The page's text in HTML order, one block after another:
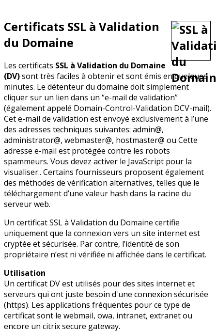
Certificats SSL à Validation
du Domaine
Les certificats SSL à Validation du Domaine
(DV)sont très faciles à obtenir et sont émis en quelques
minutes. Le détenteur du domaine doit simplement
cliquer sur un lien dans un “e-mail de validation”
(également appelé Domain-Control-Validation DCV-mail).
Cet e-mail de validation est envoyé exclusivement à l’une
des adresses techniques suivantes: admin@,
administrator@, webmaster@, hostmaster@ ou Cette
adresse e-mail est protégée contre les robots
spammeurs. Vous devez activer le JavaScript pour la
visualiser.. Certains fournisseurs proposent également
des méthodes de vérification alternatives, telles que le
téléchargement d’une valeur hash dans la racine du
serveur web.
Un certificat SSL à Validation du Domaine certifie
uniquement que la connexion vers un site internet est
cryptée et sécurisée. Par contre, l’identité de son
propriétaire n’est ni vérifiée ni affichée dans le certificat.
Utilisation
Un certificat DV est utilisés pour des sites internet et
serveurs qui ont juste besoin d'une connexion sécurisée
(https). Les applications fréquentes pour ce type de
certificat sont le webmail, owa, intranet, extranet ou
encore un citrix secure gateway.